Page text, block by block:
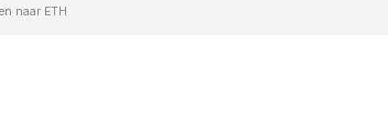
naar ETH